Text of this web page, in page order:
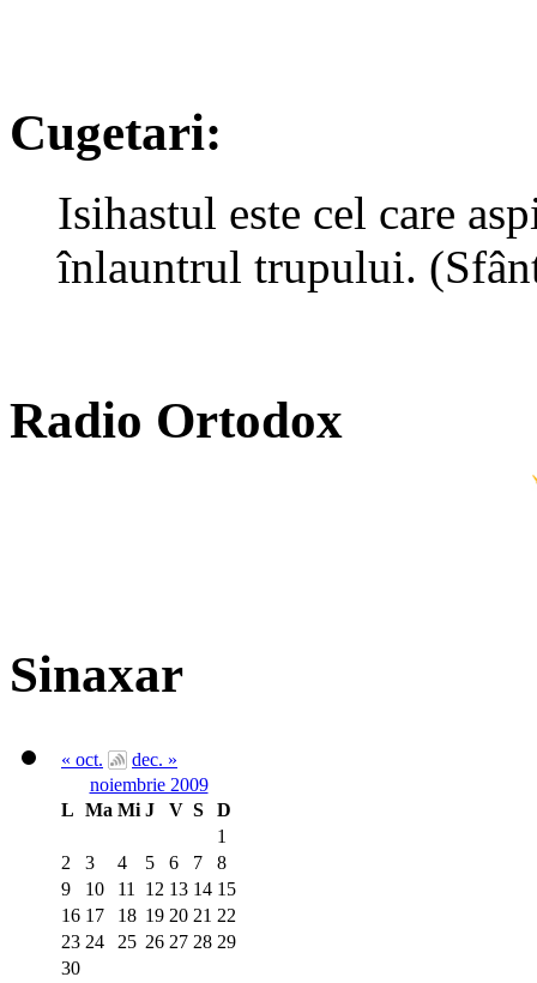
Cugetari:
Isihastul este cel care
înlauntrul trupului.
Radio Ortodox
Sinaxar
« oct.
dec. »
noiembrie 2009
L Ma Mi J V S
D
1
2
3 4 5 6 7
8
9
10 11 12 13 14 15
16 17 18 19 20 21 22
23 24 25 26 27 28 29
30